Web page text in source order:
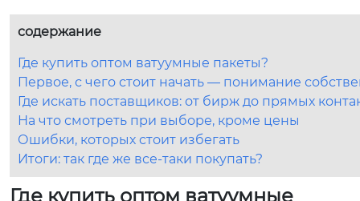
содержание
Где купить оптом ватуумные пакеты?
Первое, с чего стоит начать — понимание
Где искать поставщиков: от бирж до прямых
На что смотреть при выборе, кроме цены
Ошибки, которых стоит избегать
Итоги: так где же все-таки покупать?
Где купить оптом ватуумные